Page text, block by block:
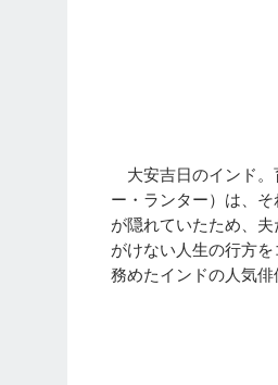
大安吉日のインド。
ー・ランター）は、
が隠れていたため、
がけない人生の行方
務めたインドの人気俳